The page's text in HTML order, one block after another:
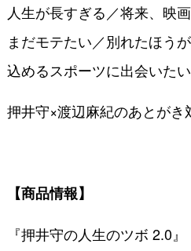
人生が長すぎる／将来、映
まだモテたい／別れたほう
込めるスポーツに出会いたい
押井守×渡辺麻紀のあとがき
【商品情報】
『押井守の人生のツボ 2.0』